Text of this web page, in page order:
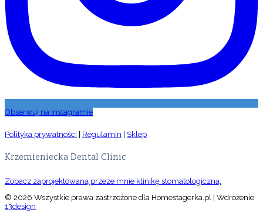
Obserwuj na Instagramie
Polityka prywatności Regulamin Sklep
Krzemieniecka Dental Clinic
Zobacz zaprojektowaną przeze mnie klinikę stomatologiczną:
© 2026 Wszystkie prawa zastrzeżone dla Homestagerka.pl | Wdrożenie
13design